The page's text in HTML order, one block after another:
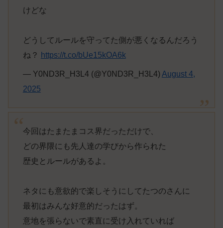
けどな
どうしてルールを守ってた側が悪くなるんだろう
ね？
https://t.co/bUe15kOA6k
— Y0ND3R_H3L4 (@Y0ND3R_H3L4) August 4,
2025
今回はたまたまコス界だっただけで、
どの界隈にも先人達の学びから作られた
歴史とルールがあるよ。
ネタにも意欲的で楽しそうにしてたつのさんに
最初はみんな好意的だったはず。
意地を張らないで素直に受け入れていれば